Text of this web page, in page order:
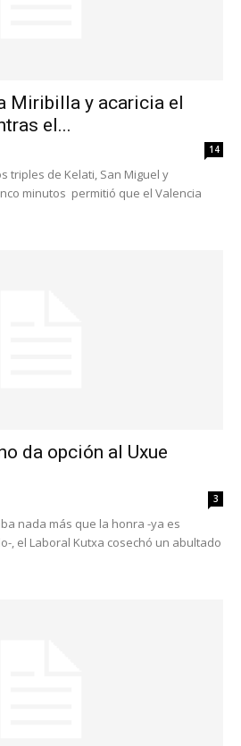
Miribilla y acaricia el
el...
14
triples de Kelati, San Miguel y
minutos permitió que el Valencia
da opción al Uxue
3
nada más que la honra -ya es
, el Laboral Kutxa cosechó un abultado